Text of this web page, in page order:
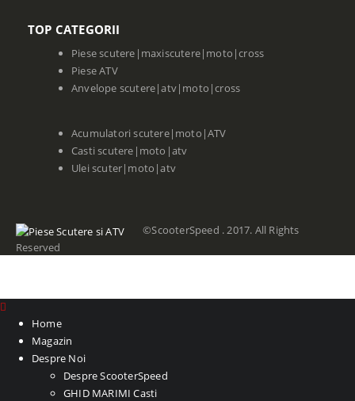
TOP CATEGORII
Piese scutere|maxiscutere|moto|cross
Piese ATV
Anvelope scutere|atv|moto|cross
Acumulatori scutere|moto|ATV
Casti scutere|moto|atv
Ulei scuter|moto|atv
©ScooterSpeed . 2017. All Rights
Reserved
Home
Magazin
Despre Noi
Despre ScooterSpeed
GHID MARIMI Casti